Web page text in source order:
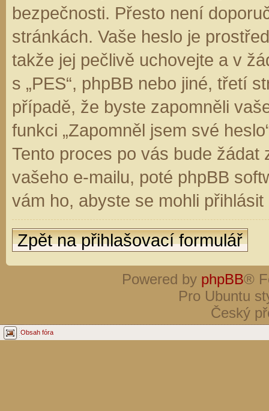
bezpečnosti. Přesto není
stránkách. Vaše heslo je
takže jej pečlivě uchovejte a v
s „PES“, phpBB nebo jiné, třetí
případě, že byste zapomněli
funkci „Zapomněl jsem své
Tento proces po vás bude
vašeho e-mailu, poté phpBB
vám ho, abyste se mohli
Zpět na přihlašovací formulář
Powered by phpBB®
Pro Ubuntu
Český
Obsah fóra